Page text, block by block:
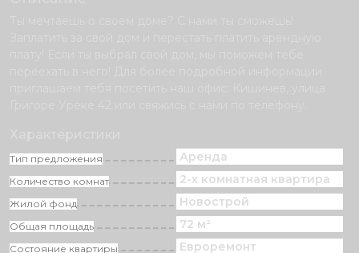
Тип предложения Аренда
Количество комнат 2-х комнатная квартира
Жилой фонд Новострой
Общая площадь 72 м²
Состояние квартиры Eвроремонт